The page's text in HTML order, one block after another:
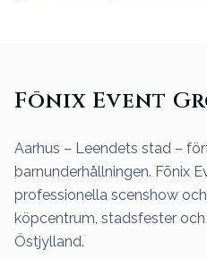
Fōnix Event
Aarhus – Leendets stad –
barnunderhållningen. Fōnix
professionella scenshow
köpcentrum, stadsfester
Östjylland.